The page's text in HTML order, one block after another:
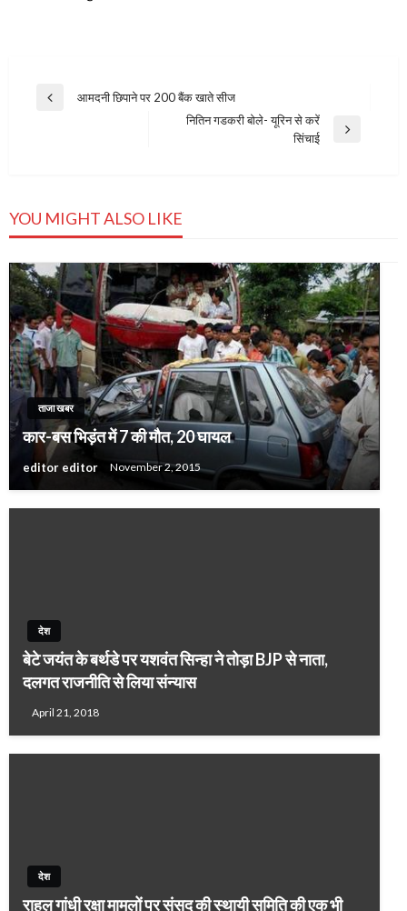
Post
Previous
आमदनी छिपाने पर 200 बैंक खाते सीज
नितिन गडकरी बोले- यूरिन से करें
सिंचाई
YOU MIGHT ALSO LIKE
ताजा खबर
कार-बस भिड़ंत में 7 की मौत, 20 घायल
editor editor November 2, 2015
देश
बेटे जयंत के बर्थडे पर यशवंत सिन्हा ने तोड़ा BJP से नाता,
दलगत राजनीति से लिया संन्यास
April 21, 2018
देश
राहुल गांधी रक्षा मामलों पर संसद की स्थायी समिति की एक भी